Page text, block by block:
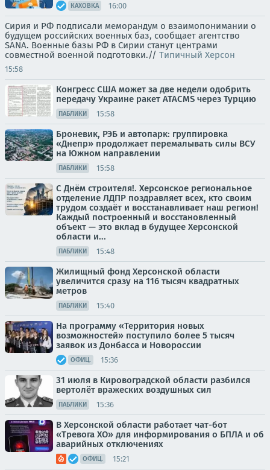
КАХОВКА 16:00
Сирия и РФ подписали меморандум о взаимопонимании о
будущем российских военных баз, сообщает агентство
SANA. Военные базы РФ в Сирии станут центрами
совместной военной подготовки.// Типичный Херсон
15:58
Конгресс США может за две недели одобрить
передачу Украине ракет ATACMS через Турцию
ПАБЛИКИ 15:58
Броневик, РЭБ и автопарк: группировка
«Днепр» продолжает перемалывать силы ВСУ
на Южном направлении
ПАБЛИКИ 15:58
С Днём строителя!. Херсонское региональное
отделение ЛДПР поздравляет всех, кто своим
трудом создаёт и восстанавливает наш регион!
Каждый построенный и восстановленный
объект — это вклад в будущее Херсонской
области и...
ПАБЛИКИ 15:48
Жилищный фонд Херсонской области
увеличится сразу на 116 тысяч квадратных
метров
ПАБЛИКИ 15:40
На программу «Территория новых
возможностей» поступило более 5 тысяч
заявок из Донбасса и Новороссии
ОФИЦ. 15:36
31 июля в Кировоградской области разбился
вертолёт вражеских воздушных сил
ПАБЛИКИ 15:36
В Херсонской области работает чат-бот
«Тревога ХО» для информирования о БПЛА и об
аварийных отключениях
ОФИЦ. 15:21